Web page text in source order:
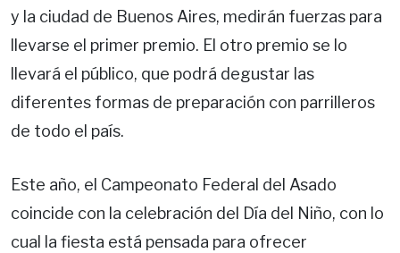
y la ciudad de Buenos Aires, medirán fuerzas para
llevarse el primer premio. El otro premio se lo
llevará el público, que podrá degustar las
diferentes formas de preparación con parrilleros
de todo el país.
Este año, el Campeonato Federal del Asado
coincide con la celebración del Día del Niño, con lo
cual la fiesta está pensada para ofrecer